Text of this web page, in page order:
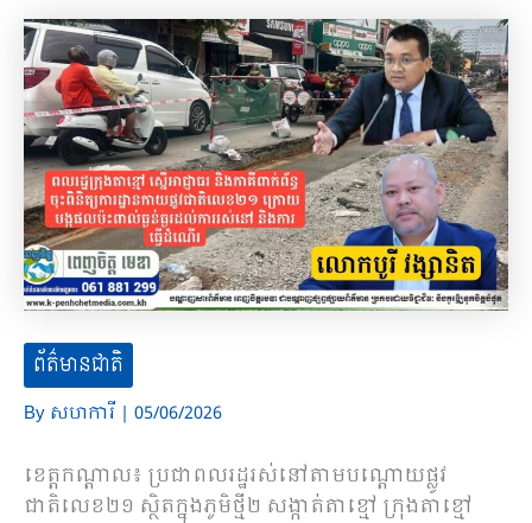
ព័ត៌មានជាតិ
By សហការី | 05/06/2026
ខេត្តកណ្ដាល៖ ប្រជាពលរដ្ឋរស់នៅតាមបណ្ដោយផ្លូវ
ជាតិលេខ២១ ស្ថិតក្នុងភូមិថ្មី២ សង្កាត់តាខ្មៅ ក្រុងតាខ្មៅ